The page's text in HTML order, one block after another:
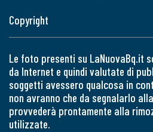
Copyright
Le foto presenti su LaNuovaBq.it
da Internet e quindi valutate di
soggetti avessero qualcosa in
non avranno che da segnalarlo
provvederà prontamente alla
utilizzate.